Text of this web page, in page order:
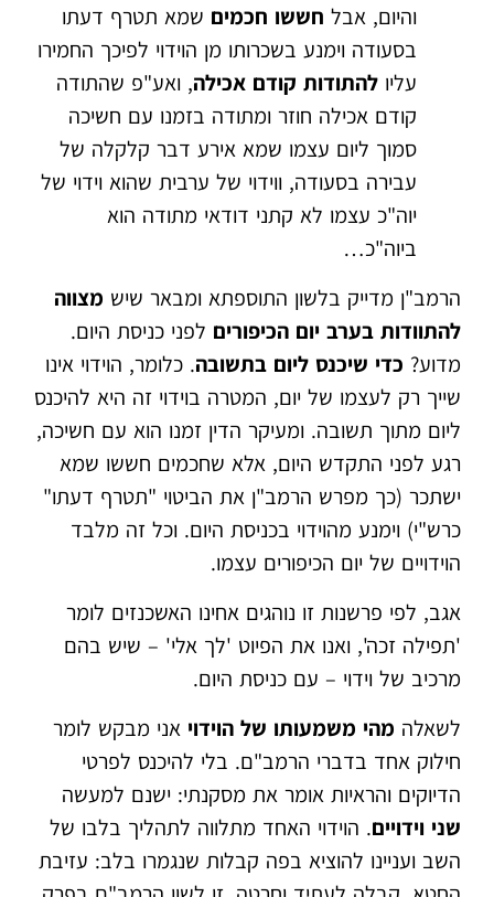
והיום, אבל חששו חכמים שמא תטרף דעתו
בסעודה וימנע בשכרותו מן הוידוי לפיכך החמירו
עליו להתודות קודם אכילה, ואע"פ שהתודה
קודם אכילה חוזר ומתודה בזמנו עם חשיכה
סמוך ליום עצמו שמא אירע דבר קלקלה של
עבירה בסעודה, ווידוי של ערבית שהוא וידוי של
יוה"כ עצמו לא קתני דודאי מתודה הוא
ביוה"כ…
הרמב"ן מדייק בלשון התוספתא ומבאר שיש מצווה
להתוודות בערב יום הכיפורים לפני כניסת היום.
מדוע? כדי שיכנס ליום בתשובה. כלומר, הוידוי אינו
שייך רק לעצמו של יום, המטרה בוידוי זה היא להיכנס
ליום מתוך תשובה. ומעיקר הדין זמנו הוא עם חשיכה,
רגע לפני התקדש היום, אלא שחכמים חששו שמא
ישתכר (כך מפרש הרמב"ן את הביטוי "תטרף דעתו"
כרש"י) וימנע מהוידוי בכניסת היום. וכל זה מלבד
הוידויים של יום הכיפורים עצמו.
אגב, לפי פרשנות זו נוהגים אחינו האשכנזים לומר
'תפילה זכה', ואנו את הפיוט 'לך אלי' – שיש בהם
מרכיב של וידוי – עם כניסת היום.
לשאלה מהי משמעותו של הוידוי אני מבקש לומר
חילוק אחד בדברי הרמב"ם. בלי להיכנס לפרטי
הדיוקים והראיות אומר את מסקנתי: ישנם למעשה
שני וידויים. הוידוי האחד מתלווה לתהליך בלבו של
השב ועניינו להוציא בפה קבלות שנגמרו בלב: עזיבת